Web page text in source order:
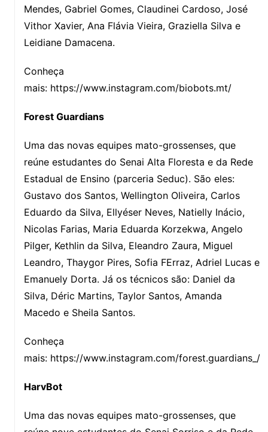
Mendes, Gabriel Gomes, Claudinei Cardoso, José
Vithor Xavier, Ana Flávia Vieira, Graziella Silva e
Leidiane Damacena.
Conheça
mais: https://www.instagram.com/biobots.mt/
Forest Guardians
Uma das novas equipes mato-grossenses, que
reúne estudantes do Senai Alta Floresta e da Rede
Estadual de Ensino (parceria Seduc). São eles:
Gustavo dos Santos, Wellington Oliveira, Carlos
Eduardo da Silva, Ellyéser Neves, Natielly Inácio,
Nicolas Farias, Maria Eduarda Korzekwa, Angelo
Pilger, Kethlin da Silva, Eleandro Zaura, Miguel
Leandro, Thaygor Pires, Sofia FErraz, Adriel Lucas e
Emanuely Dorta. Já os técnicos são: Daniel da
Silva, Déric Martins, Taylor Santos, Amanda
Macedo e Sheila Santos.
Conheça
mais: https://www.instagram.com/forest.guardians_/
HarvBot
Uma das novas equipes mato-grossenses, que